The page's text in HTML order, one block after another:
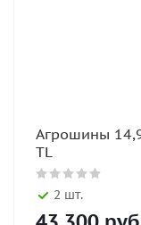
Агрошины
TL
2 шт.